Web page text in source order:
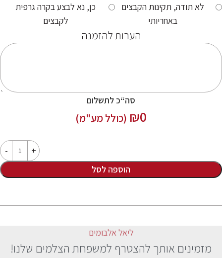
לא תודה, תקינות הקבצים
באחריותי
כן, נא לבצע בקרה גרפית
לקבצים
הערות להזמנה
סה“כ לתשלום
₪0 (כולל מע"מ)
הוספה לסל
ליאל אלבומים
מזמינים אותך להצטרף למשפחת הצלמים שלנו!